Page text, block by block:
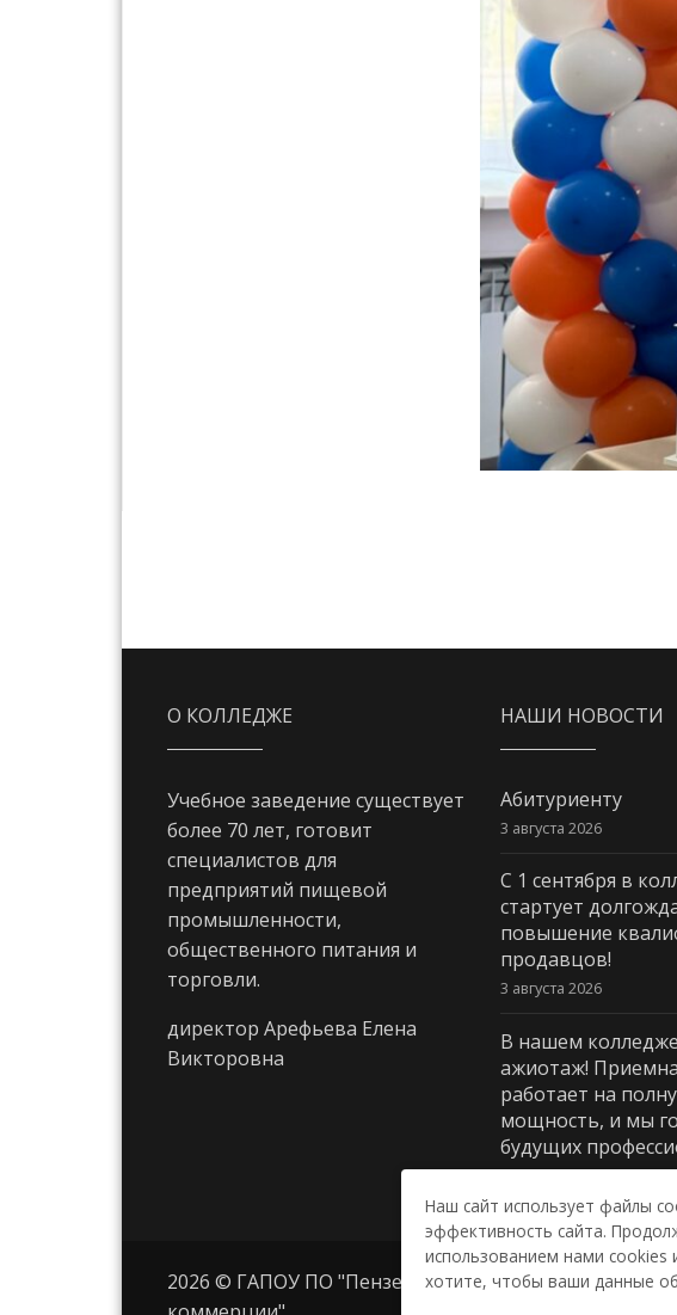
О КОЛЛЕДЖЕ
Учебное заведение существует
более 70 лет, готовит
специалистов для
предприятий пищевой
промышленности,
общественного питания и
торговли.
директор Арефьева Елена
Викторовна
НАШИ НОВОСТИ
Абитуриенту
3 августа 2026
С 1 сентября в
стартует
повышение
продавцов!
3 августа 2026
В нашем
ажиотаж!
работает на
мощность, и мы
будущих
29 июля 2026
2026 © ГАПОУ ПО "Пензенский колледж пищевой
Наш сайт использует файлы
эффективность сайта.
использованием нами cookies
хотите, чтобы ваши данные